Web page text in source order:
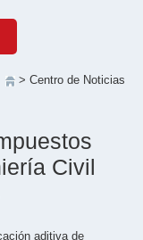
> Centro de Noticias
Civil
aditiva de